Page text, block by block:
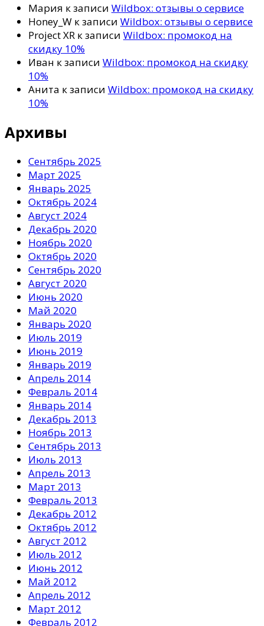
Мария к записи Wildbox: отзывы о сервисе
Honey_W к записи Wildbox: отзывы о сервисе
Project XR к записи Wildbox: промокод на
скидку 10%
Иван к записи Wildbox: промокод на скидку
10%
Анита к записи Wildbox: промокод на скидку
10%
Архивы
Сентябрь 2025
Март 2025
Январь 2025
Октябрь 2024
Август 2024
Декабрь 2020
Ноябрь 2020
Октябрь 2020
Сентябрь 2020
Август 2020
Июнь 2020
Май 2020
Январь 2020
Июль 2019
Июнь 2019
Январь 2019
Апрель 2014
Февраль 2014
Январь 2014
Декабрь 2013
Ноябрь 2013
Сентябрь 2013
Июль 2013
Апрель 2013
Март 2013
Февраль 2013
Декабрь 2012
Октябрь 2012
Август 2012
Июль 2012
Июнь 2012
Май 2012
Апрель 2012
Март 2012
Февраль 2012